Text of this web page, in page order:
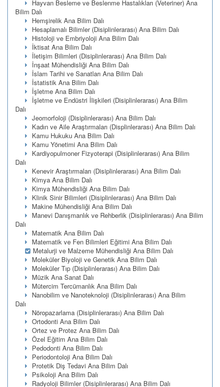
Hayvan Besleme ve Beslenme Hastalıkları (Veteriner) Ana
Bilim Dalı
Hemşirelik Ana Bilim Dalı
Hesaplamalı Bilimler (Disiplinlerarası) Ana Bilim Dalı
Histoloji ve Embriyoloji Ana Bilim Dalı
İktisat Ana Bilim Dalı
İletişim Bilimleri (Disiplinlerarası) Ana Bilim Dalı
İnşaat Mühendisliği Ana Bilim Dalı
İslam Tarihi ve Sanatları Ana Bilim Dalı
İstatistik Ana Bilim Dalı
İşletme Ana Bilim Dalı
İşletme ve Endüstri İlişkileri (Disiplinlerarası) Ana Bilim
Dalı
Jeomorfoloji (Disiplinlerarası) Ana Bilim Dalı
Kadın ve Aile Araştırmaları (Displinlerarası) Ana Bilim Dalı
Kamu Hukuku Ana Bilim Dalı
Kamu Yönetimi Ana Bilim Dalı
Kardiyopulmoner Fizyoterapi (Disiplinlerarası) Ana Bilim
Dalı
Kenevir Araştırmaları (Disiplinlerarası) Ana Bilim Dalı
Kimya Ana Bilim Dalı
Kimya Mühendisliği Ana Bilim Dalı
Klinik Sinir Bilimleri (Disiplinlerarası) Ana Bilim Dalı
Makine Mühendisliği Ana Bilim Dalı
Manevi Danışmanlık ve Rehberlik (Disiplinlerarası) Ana Bilim
Dalı
Matematik Ana Bilim Dalı
Matematik ve Fen Bilimleri Eğitimi Ana Bilim Dalı
Metalurji ve Malzeme Mühendisliği Ana Bilim Dalı
Moleküler Biyoloji ve Genetik Ana Bilim Dalı
Moleküler Tıp (Disiplinlerarası) Ana Bilim Dalı
Müzik Ana Sanat Dalı
Mütercim Tercümanlık Ana Bilim Dalı
Nanobilim ve Nanoteknoloji (Disiplinlerarası) Ana Bilim
Dalı
Nöropazarlama (Disiplinlerarası) Ana Bilim Dalı
Ortodonti Ana Bilim Dalı
Ortez ve Protez Ana Bilim Dalı
Özel Eğitim Ana Bilim Dalı
Pedodonti Ana Bilim Dalı
Periodontoloji Ana Bilim Dalı
Protetik Diş Tedavi Ana Bilim Dalı
Psikoloji Ana Bilim Dalı
Radyoloji Bilimler (Disiplinlerarası) Ana Bilim Dalı